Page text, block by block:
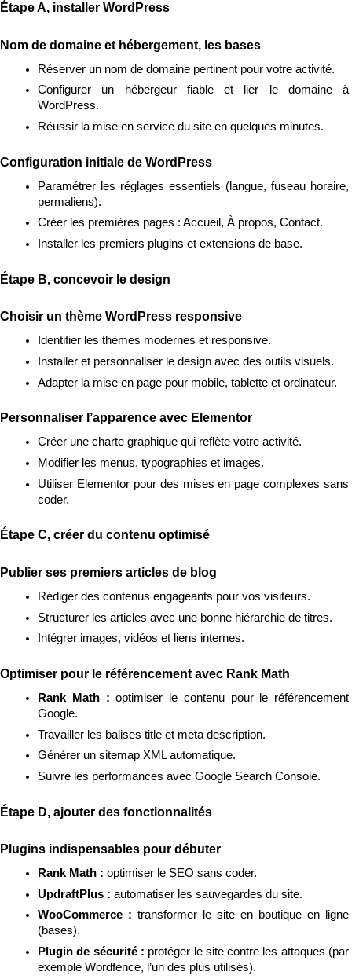
Étape A, installer WordPress
Nom de domaine et hébergement, les bases
Réserver un nom de domaine pertinent pour votre activité.
Configurer un hébergeur fiable et lier le domaine à
WordPress.
Réussir la mise en service du site en quelques minutes.
Configuration initiale de WordPress
Paramétrer les réglages essentiels (langue, fuseau horaire,
permaliens).
Créer les premières pages : Accueil, À propos, Contact.
Installer les premiers plugins et extensions de base.
Étape B, concevoir le design
Choisir un thème WordPress responsive
Identifier les thèmes modernes et responsive.
Installer et personnaliser le design avec des outils visuels.
Adapter la mise en page pour mobile, tablette et ordinateur.
Personnaliser l’apparence avec Elementor
Créer une charte graphique qui reflète votre activité.
Modifier les menus, typographies et images.
Utiliser Elementor pour des mises en page complexes sans
coder.
Étape C, créer du contenu optimisé
Publier ses premiers articles de blog
Rédiger des contenus engageants pour vos visiteurs.
Structurer les articles avec une bonne hiérarchie de titres.
Intégrer images, vidéos et liens internes.
Optimiser pour le référencement avec Rank Math
Rank Math : optimiser le contenu pour le référencement
Google.
Travailler les balises title et meta description.
Générer un sitemap XML automatique.
Suivre les performances avec Google Search Console.
Étape D, ajouter des fonctionnalités
Plugins indispensables pour débuter
Rank Math : optimiser le SEO sans coder.
UpdraftPlus : automatiser les sauvegardes du site.
WooCommerce : transformer le site en boutique en ligne
(bases).
Plugin de sécurité : protéger le site contre les attaques (par
exemple Wordfence, l’un des plus utilisés).